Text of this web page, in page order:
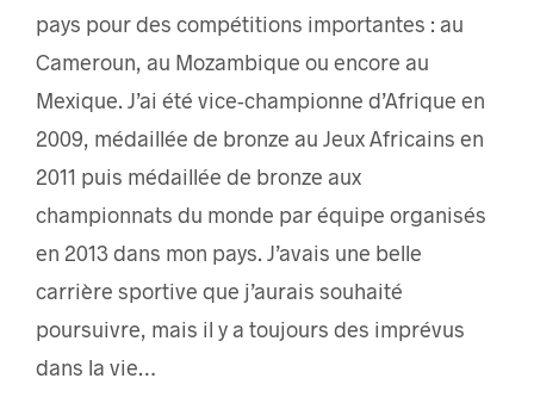
pays pour des compétitions importantes : au
Cameroun, au Mozambique ou encore au
Mexique. J’ai été vice-championne d’Afrique en
2009, médaillée de bronze au Jeux Africains en
2011 puis médaillée de bronze aux
championnats du monde par équipe organisés
en 2013 dans mon pays. J’avais une belle
carrière sportive que j’aurais souhaité
poursuivre, mais il y a toujours des imprévus
dans la vie…